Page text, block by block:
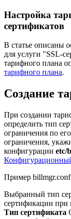
Настройка
сертификатов
В статье описаны
для услуги "SSL-
тарифного плана
тарифного плана.
Создание
При создании
определить тип
ограничения по
ограничения,
конфигурации etc/
Пример billmgr.conf
Выбранный тип
сертификации при
Тип сертификата